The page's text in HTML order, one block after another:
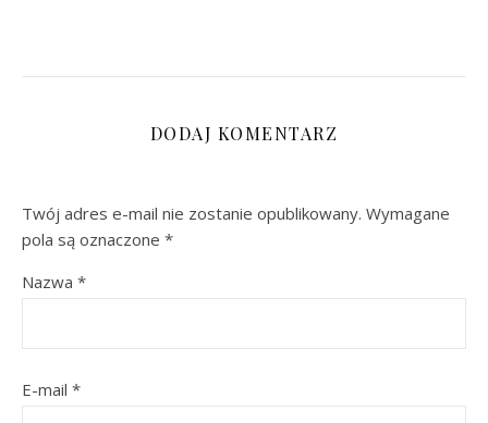
DODAJ KOMENTARZ
Twój adres e-mail nie zostanie opublikowany. Wymagane
pola są oznaczone *
Nazwa *
E-mail *